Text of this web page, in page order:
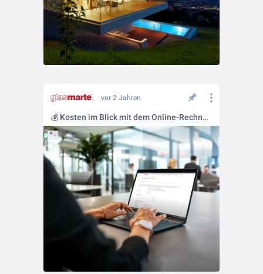
vor 2 Jahren
💰 Kosten im Blick mit dem Online-Rechner 💰